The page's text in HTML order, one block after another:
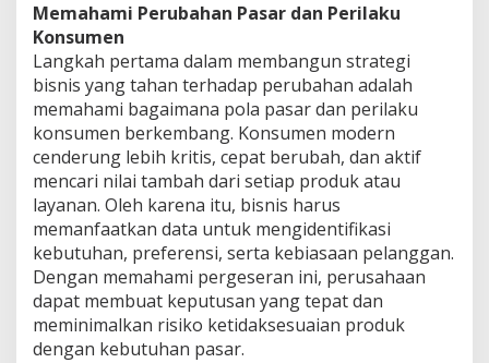
Memahami Perubahan Pasar dan Perilaku
Konsumen
Langkah pertama dalam membangun strategi
bisnis yang tahan terhadap perubahan adalah
memahami bagaimana pola pasar dan perilaku
konsumen berkembang. Konsumen modern
cenderung lebih kritis, cepat berubah, dan aktif
mencari nilai tambah dari setiap produk atau
layanan. Oleh karena itu, bisnis harus
memanfaatkan data untuk mengidentifikasi
kebutuhan, preferensi, serta kebiasaan pelanggan.
Dengan memahami pergeseran ini, perusahaan
dapat membuat keputusan yang tepat dan
meminimalkan risiko ketidaksesuaian produk
dengan kebutuhan pasar.